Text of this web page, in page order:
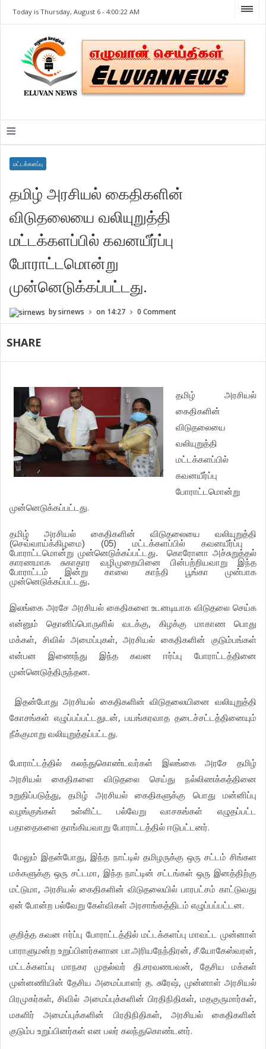
Today is Thursday, August 6 -4:00:22 AM
≡
மட்டக்களப்பு
தமிழ் அரசியல் கைதிகளின்
விடுதலையை வலியுறுத்தி
மட்டக்களப்பில் கவனயீர்ப்பு
போராட்டமொன்று
முன்னெடுக்கப்பட்டது.
bysirnews on 14:27 0 Comment
SHARE
தமிழ்
அரசியல்
கைதிகளின்
விடுதலையை
வலியுறுத்தி
மட்டக்களப்பில்
கவனயீர்ப்பு
போராட்டமொன்று
முன்னெடுக்கப்பட்டது.
தமிழ் அரசியல் கைதிகளின் விடுதலையை
வலியுறுத்தி
(செவ்வாய்க்கிழமை) (05) மட்டக்களப்பில்
கவனயீர்ப்பு
போராட்டமொன்று முன்னெடுக்கப்பட்டது. கொரோனா அச்சுறுத்தல்
காரணமாக
சுகாதார வழிமுறையினை பின்பற்றியவாறு
இந்த
போராட்டம்
இன்று காலை காந்தி பூங்கா
முன்பாக
முன்னெடுக்கப்பட்டது.
இலங்கை அரசே அரசியல் கைதிகளை உடனடியாக விடுதலை செய்க
என்னும்
தொனிப்பொருளில் வடக்கு, கிழக்கு மாகாண
பொது
மக்கள், சிவில் அமைப்புகள்,அரசியல் கைதிகளின்
குடும்பங்கள்
என்பன
இணைந்து இந்த கவன ஈர்ப்பு
போராட்டத்தினை
முன்னெடுத்திருந்தன.
இதன்போது அரசியல் கைதிகளின் விடுதலையினை வலியுறுத்தி
கோசங்கள் எழுப்பப்பட்டதுடன்,பயங்கரவாத தடைச்சட்டத்தினையும்
நீக்குமாறு வலியுறுத்தப்பட்டது.
போராட்டத்தில் கலந்துகொண்டவர்கள் இலங்கை அரசே
தமிழ்
அரசியல்
கைதிகளை விடுதலை செய்து
நல்லிணக்கத்தினை
உறுதிப்படுத்து,தமிழ் அரசியல் கைதிகளுக்கு பொது
மன்னிப்பு
வழங்குங்கள்
உள்ளிட்ட பல்வேறு வாசகங்கள்
எழுதப்பட்ட
பதாதைகளை தாங்கியவாறு போராட்டத்தில் ஈடுபட்டனர்.
மேலும் இதன்போது, இந்த நாட்டில் தமிழருக்கு ஒரு சட்டம் சிங்கள
மக்களுக்கு ஒரு சட்டமா, இந்த நாட்டின் சட்டங்கள் ஒரு இனத்திற்கு
மட்டுமா,அரசியல் கைதிகளின் விடுதலையில் பாரபட்சம் காட்டுவது
ஏன் போன்ற பல்வேறு கேள்விகள் அரசாங்கத்திடம் எழுப்பப்பட்டன.
குறித்த கவன ஈர்ப்பு போராட்டத்தில் மட்டக்களப்பு மாவட்ட
முன்னாள்
பாராளுமன்ற உறுப்பினர்களான பா.அரியநேந்திரன், சீ.யோகேஸ்வரன்,
மட்டக்களப்பு மாநகர முதல்வர் தி.சரவணபவன், தேசிய
மக்கள்
முன்னணியின் தேசிய அமைப்பாளர் த. சுரேஷ், முன்னாள் அரசியல்
பிரமுகர்கள்,சிவில் அமைப்புக்களின் பிரதிநிதிகள், மதகுருமார்கள்,
மகளிர் அமைப்புக்களின் பிரதிநிதிகள், அரசியல்
கைதிகளின்
குடும்ப உறுப்பினர்கள் என பலர் கலந்துகொண்டனர்.